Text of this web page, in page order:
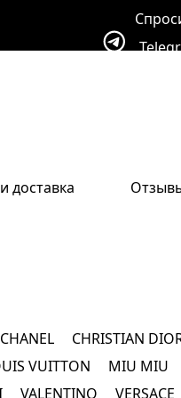
доставка
CHANEL CHRISTIAN
VUITTON MIU MIU
VALENTINO VERSACE